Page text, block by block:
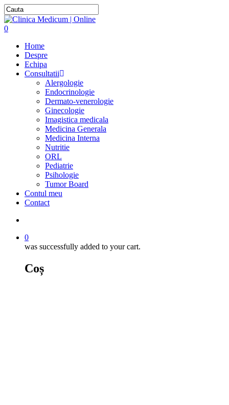
0
Home
Despre
Echipa
Consultatii
Alergologie
Endocrinologie
Dermato-venerologie
Ginecologie
Imagistica medicala
Medicina Generala
Medicina Interna
Nutritie
ORL
Pediatrie
Psihologie
Tumor Board
Contul meu
Contact
0
was successfully added to your cart.
Coș